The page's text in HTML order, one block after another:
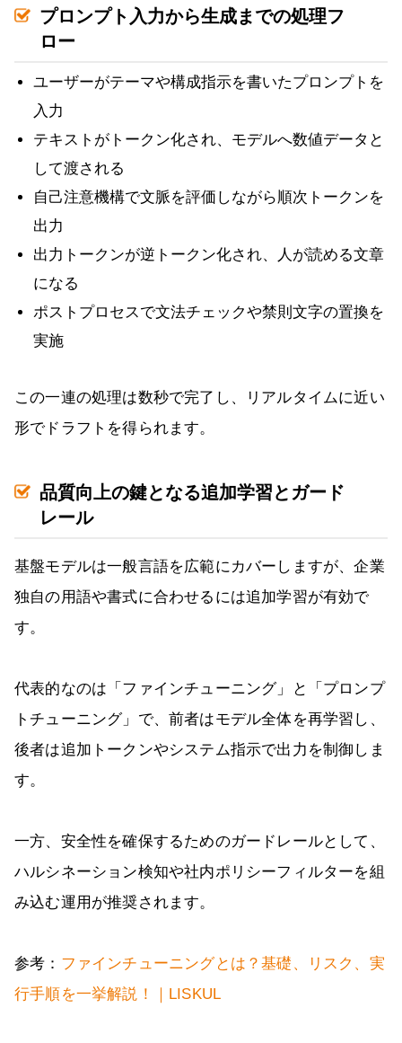
プロンプト入力から生成までの処理フ
ロー
ユーザーがテーマや構成指示を書いたプロンプトを
入力
テキストがトークン化され、モデルへ数値データと
して渡される
自己注意機構で文脈を評価しながら順次トークンを
出力
出力トークンが逆トークン化され、人が読める文章
になる
ポストプロセスで文法チェックや禁則文字の置換を
実施
この一連の処理は数秒で完了し、リアルタイムに近い
形でドラフトを得られます。
品質向上の鍵となる追加学習とガード
レール
基盤モデルは一般言語を広範にカバーしますが、企業
独自の用語や書式に合わせるには追加学習が有効で
す。
代表的なのは「ファインチューニング」と「プロンプ
トチューニング」で、前者はモデル全体を再学習し、
後者は追加トークンやシステム指示で出力を制御しま
す。
一方、安全性を確保するためのガードレールとして、
ハルシネーション検知や社内ポリシーフィルターを組
み込む運用が推奨されます。
参考： ファインチューニングとは？基礎、リスク、実
行手順を一挙解説！｜LISKUL